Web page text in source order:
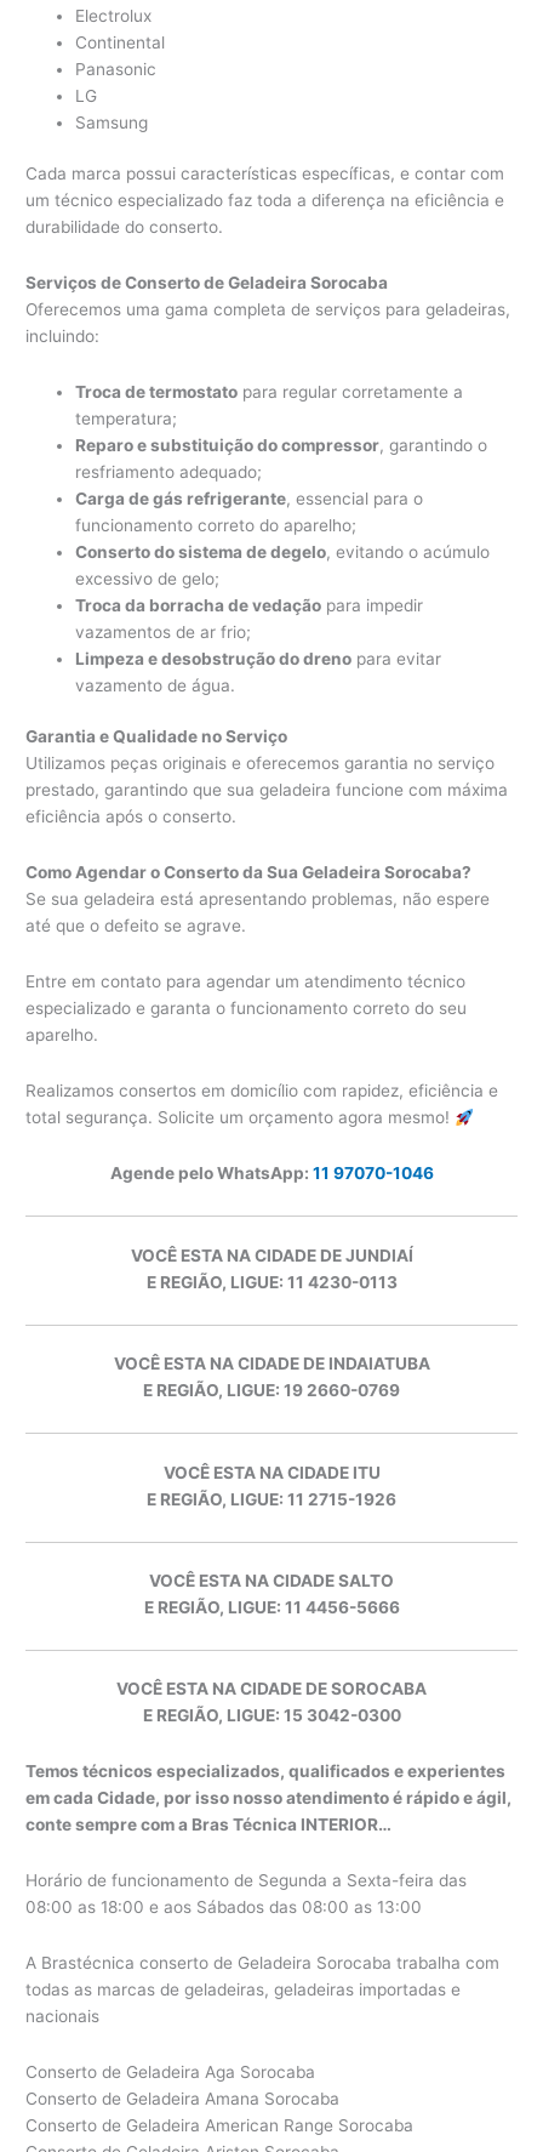
Electrolux
Continental
Panasonic
LG
Samsung
Cada marca possui características específicas, e contar com
um técnico especializado faz toda a diferença na eficiência e
durabilidade do conserto.
Serviços de Conserto de Geladeira Sorocaba
Oferecemos uma gama completa de serviços para geladeiras,
incluindo:
Troca de termostato para regular corretamente a
temperatura;
Reparo e substituição do compressor, garantindo o
resfriamento adequado;
Carga de gás refrigerante, essencial para o
funcionamento correto do aparelho;
Conserto do sistema de degelo, evitando o acúmulo
excessivo de gelo;
Troca da borracha de vedação para impedir
vazamentos de ar frio;
Limpeza e desobstrução do dreno para evitar
vazamento de água.
Garantia e Qualidade no Serviço
Utilizamos peças originais e oferecemos garantia no serviço
prestado, garantindo que sua geladeira funcione com máxima
eficiência após o conserto.
Como Agendar o Conserto da Sua Geladeira Sorocaba?
Se sua geladeira está apresentando problemas, não espere
até que o defeito se agrave.
Entre em contato para agendar um atendimento técnico
especializado e garanta o funcionamento correto do seu
aparelho.
Realizamos consertos em domicílio com rapidez, eficiência e
total segurança. Solicite um orçamento agora mesmo!
Agende pelo WhatsApp: 11 97070-1046
VOCÊ ESTA NA CIDADE DE JUNDIAÍ
E REGIÃO, LIGUE: 11 4230-0113
VOCÊ ESTA NA CIDADE DE INDAIATUBA
E REGIÃO, LIGUE: 19 2660-0769
VOCÊ ESTA NA CIDADE ITU
E REGIÃO, LIGUE: 11 2715-1926
VOCÊ ESTA NA CIDADE SALTO
E REGIÃO, LIGUE: 11 4456-5666
VOCÊ ESTA NA CIDADE DE SOROCABA
E REGIÃO, LIGUE: 15 3042-0300
Temos técnicos especializados, qualificados e experientes
em cada Cidade, por isso nosso atendimento é rápido e ágil,
conte sempre com a Bras Técnica INTERIOR…
Horário de funcionamento de Segunda a Sexta-feira das
08:00 as 18:00 e aos Sábados das 08:00 as 13:00
A Brastécnica conserto de Geladeira Sorocaba trabalha com
todas as marcas de geladeiras, geladeiras importadas e
nacionais
Conserto de Geladeira Aga Sorocaba
Conserto de Geladeira Amana Sorocaba
Conserto de Geladeira American Range Sorocaba